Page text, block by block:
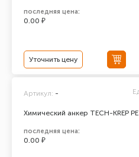
последняя цена:
0.00 ₽
Уточнить цену
Химический анкер TECH-KREP
Артикул: -
последняя цена:
0.00 ₽